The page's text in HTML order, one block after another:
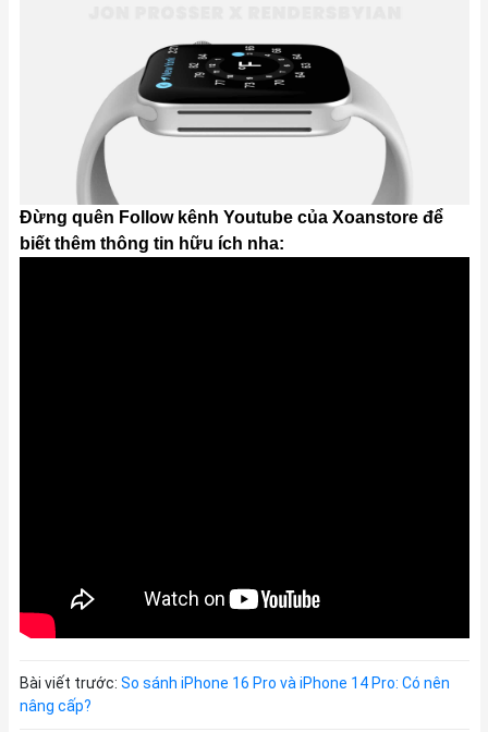
Đừng quên Follow kênh Youtube của Xoanstore để
biết thêm thông tin hữu ích nha:
Bài viết trước: So sánh iPhone 16 Pro và iPhone 14 Pro: Có nên
nâng cấp?